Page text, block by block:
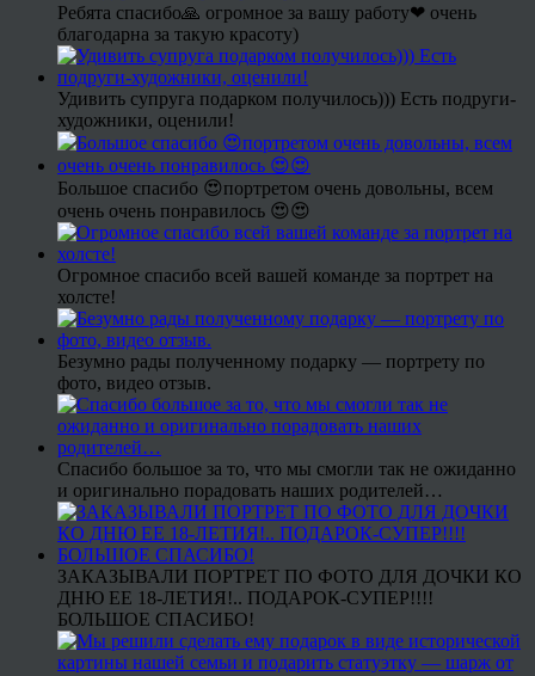
Ребята спасибо🙏 огромное за вашу работу❤ очень
благодарна за такую красоту)
Удивить супруга подарком получилось))) Есть подруги-
художники, оценили!
Большое спасибо 😍портретом очень довольны, всем
очень очень понравилось 😍😍
Огромное спасибо всей вашей команде за портрет на
холсте!
Безумно рады полученному подарку — портрету по
фото, видео отзыв.
Спасибо большое за то, что мы смогли так не ожиданно
и оригинально порадовать наших родителей…
ЗАКАЗЫВАЛИ ПОРТРЕТ ПО ФОТО ДЛЯ ДОЧКИ КО
ДНЮ ЕЕ 18-ЛЕТИЯ!.. ПОДАРОК-СУПЕР!!!!
БОЛЬШОЕ СПАСИБО!